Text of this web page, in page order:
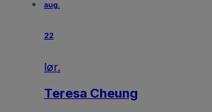
aug.
22
lør.
Teresa Cheung